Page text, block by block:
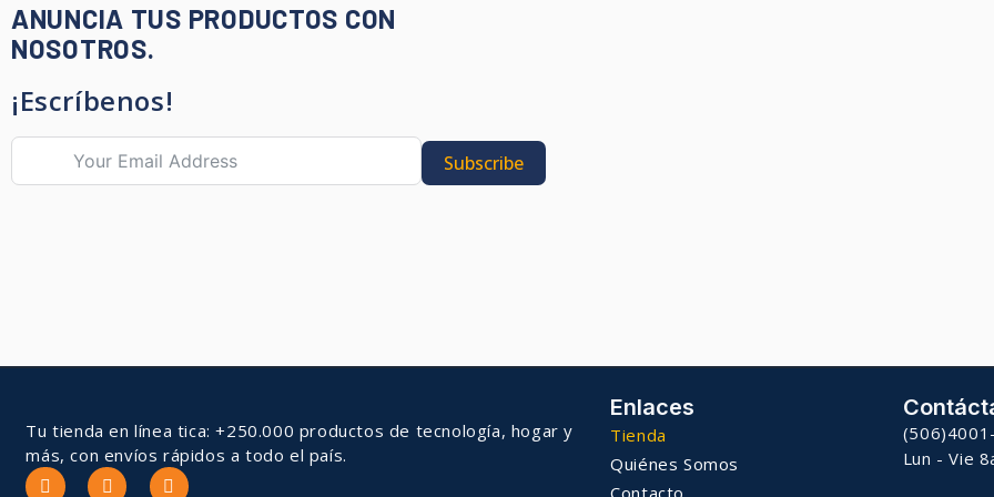
ANUNCIA TUS PRODUCTOS CON
NOSOTROS.
¡Escríbenos!
Subscribe
Tu tienda en línea tica: +250.000 productos de tecnología, hogar y
más, con envíos rápidos a todo el país.
Enlaces
Tienda
Quiénes Somos
Lun - Vie